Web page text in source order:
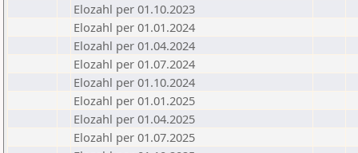
Elozahl per 01.10.2023
Elozahl per 01.01.2024
Elozahl per 01.04.2024
Elozahl per 01.07.2024
Elozahl per 01.10.2024
Elozahl per 01.01.2025
Elozahl per 01.04.2025
Elozahl per 01.07.2025